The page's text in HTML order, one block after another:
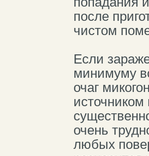
после
чистом
Если
минимуму
очаг
источником
очень
любых